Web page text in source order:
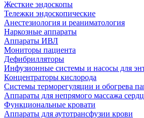
Жесткие эндоскопы
Тележки эндоскопические
Анестезиология и реаниматология
Наркозные аппараты
Аппараты ИВЛ
Мониторы пациента
Дефибрилляторы
Инфузионные системы и насосы для
Концентраторы кислорода
Системы терморегуляции и обогрева
Аппараты для непрямого массажа
Функциональные кровати
Аппараты для аутотрансфузии крови